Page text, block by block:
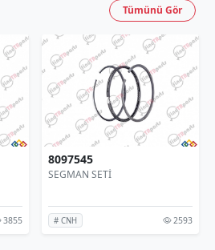
Tümünü Gör
3855
8097545
SEGMAN SETİ
# CNH 2593